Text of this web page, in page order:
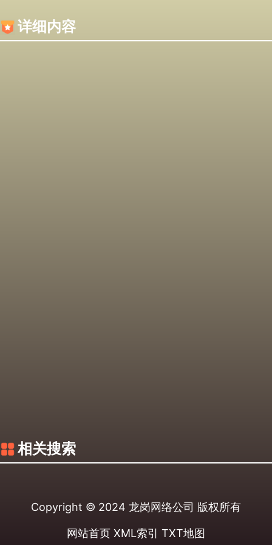
详细内容
相关搜索
Copyright © 2024 龙岗网络公司 版权所有
网站首页 XML索引 TXT地图